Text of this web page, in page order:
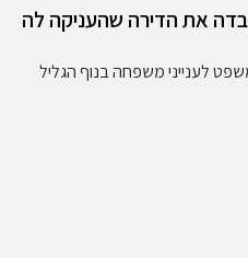
את הדירה שהעניקה לה
לענייני משפחה בנוף הגליל